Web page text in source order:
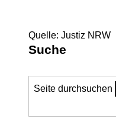
Quelle: Justiz NRW
Suche
Seite durchsuchen